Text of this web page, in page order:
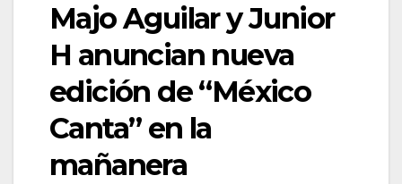
Majo Aguilar y Junior
H anuncian nueva
edición de “México
Canta” en la
mañanera